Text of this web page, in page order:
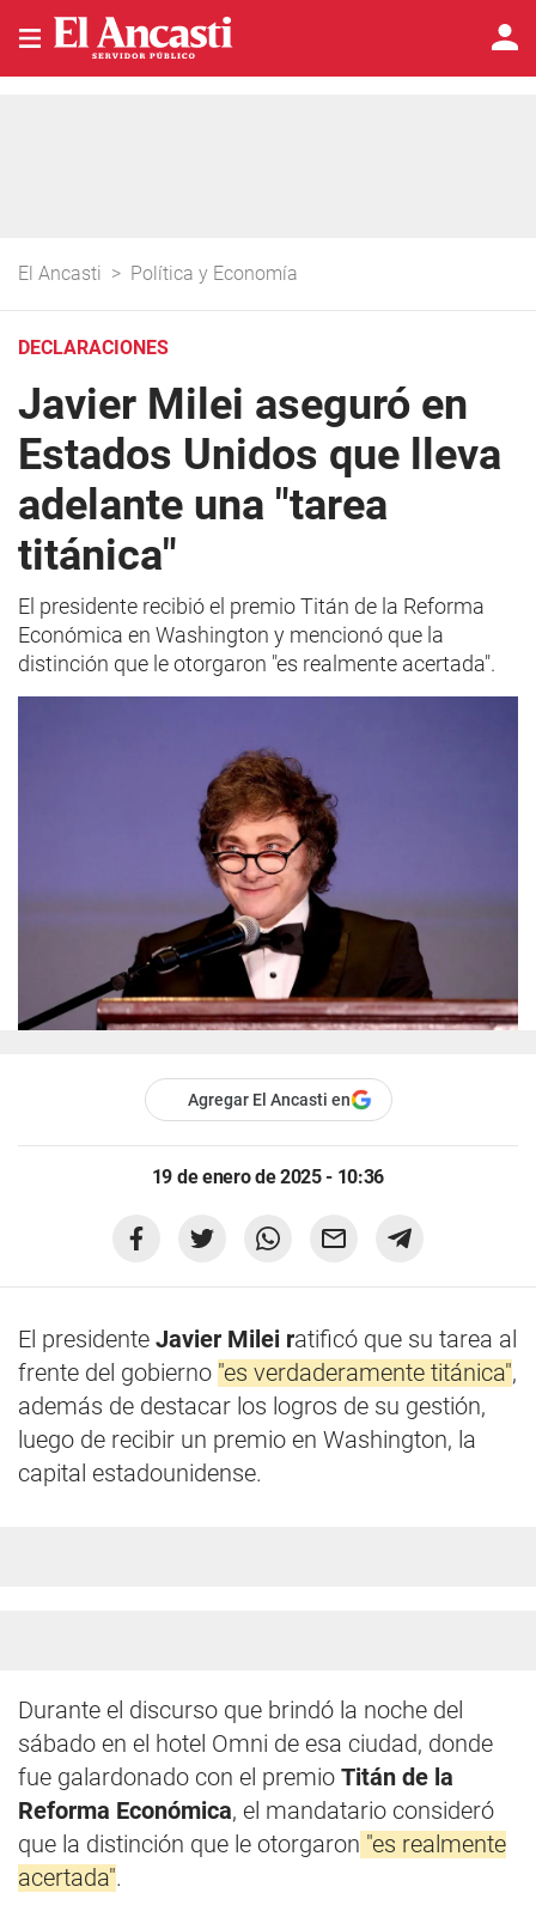
El Ancasti > Política y Economía
DECLARACIONES
Javier Milei aseguró en
Estados Unidos que lleva
adelante una "tarea
titánica"
El presidente recibió el premio Titán de la Reforma
Económica en Washington y mencionó que la
distinción que le otorgaron "es realmente acertada".
Agregar El Ancasti en
19 de enero de 2025 - 10:36
El presidente Javier Milei ratificó que su tarea al
frente del gobierno "es verdaderamente titánica",
además de destacar los logros de su gestión,
luego de recibir un premio en Washington, la
capital estadounidense.
Durante el discurso que brindó la noche del
sábado en el hotel Omni de esa ciudad, donde
fue galardonado con el premio Titán de la
Reforma Económica, el mandatario consideró
que la distinción que le otorgaron "es realmente
acertada".